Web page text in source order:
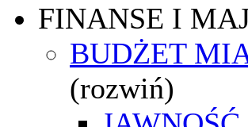
FINANSE I
BUDŻET
(rozwiń)